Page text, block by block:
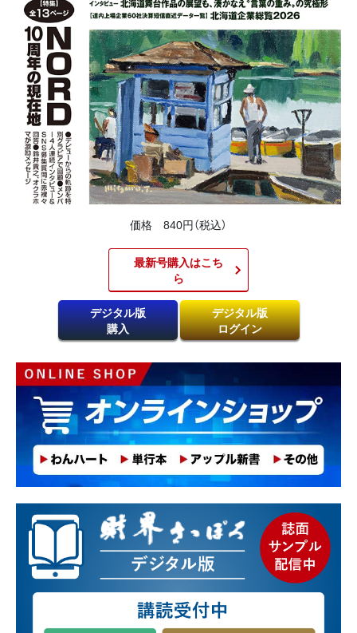
価格 840円（税込）
最新号購入はこち
ら​
デジタル版
購入
デジタル版
ログイン